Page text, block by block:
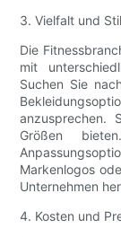
3. Vielfalt und
Die
mit
Suchen Sie
anzusprechen.
Größen
Markenlogos
Unternehmen
4. Kosten und